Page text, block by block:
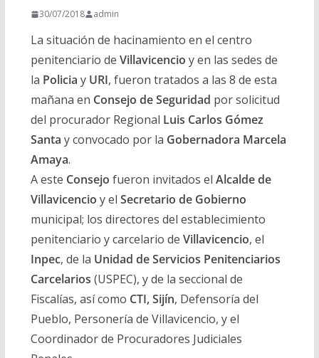
30/07/2018 admin
La situación de hacinamiento en el centro
penitenciario de Villavicencio y en las sedes de
la Policia y URI, fueron tratados a las 8 de esta
mañana en Consejo de Seguridad por solicitud
del procurador Regional Luis Carlos Gómez
Santa y convocado por la Gobernadora Marcela
Amaya.
A este Consejo fueron invitados el Alcalde de
Villavicencio y el Secretario de Gobierno
municipal; los directores del establecimiento
penitenciario y carcelario de Villavicencio, el
Inpec, de la Unidad de Servicios Penitenciarios
Carcelarios (USPEC), y de la seccional de
Fiscalías, así como CTI, Sijín, Defensoría del
Pueblo, Personería de Villavicencio, y el
Coordinador de Procuradores Judiciales